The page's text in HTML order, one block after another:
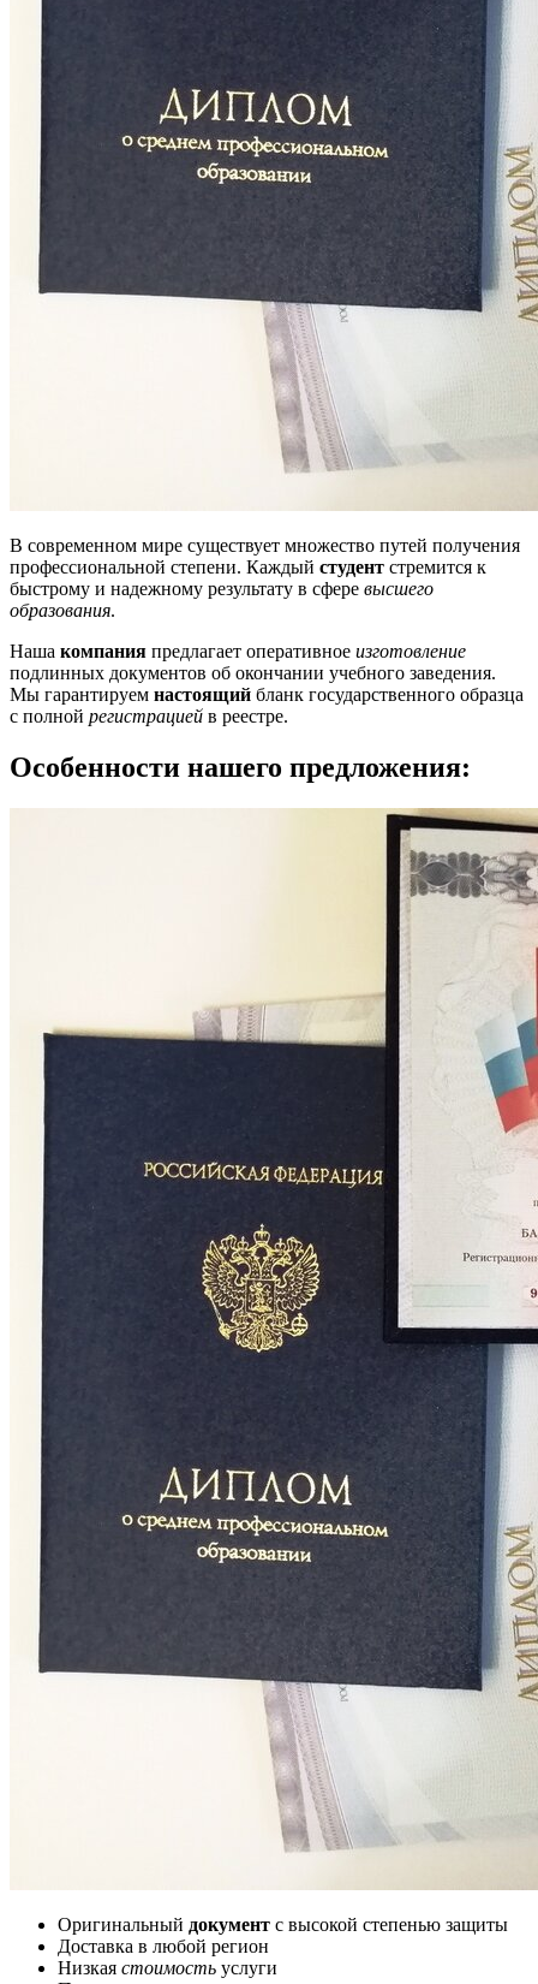
В современном мире существует множество путей получения
профессиональной степени. Каждый студент стремится к
быстрому и надежному результату в сфере высшего
образования.
Наша компания предлагает оперативное изготовление
подлинных документов об окончании учебного заведения.
Мы гарантируем настоящий бланк государственного образца
с полной регистрацией в реестре.
Особенности нашего предложения:
Оригинальный документ с высокой степенью защиты
Доставка в любой регион
Низкая стоимость услуги